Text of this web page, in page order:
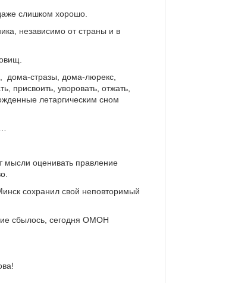
слишком хорошо.
независимо от страны и в
дома-стразы, дома-люрекс,
присвоить, уворовать, отжать,
летаргическим сном
мысли оценивать правление
сохранил свой неповторимый
сбылось, сегодня ОМОН